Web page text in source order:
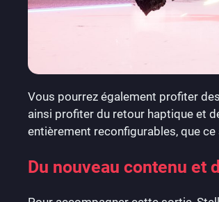
Vous pourrez également profiter
ainsi profiter du retour haptique et
entièrement reconfigurables, que
Du nouveau contenu et